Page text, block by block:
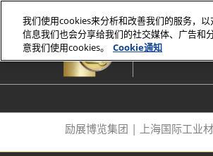
接
跳
转
至
容
2027年7月7-9
上海新国际博
励展博览集团 | 上海国际工业
我们使用cookies来分析和改善我们的服务，
信息我们也会分享给我们的社交媒体、广告和
意我们使用cookies。
Cookie通知